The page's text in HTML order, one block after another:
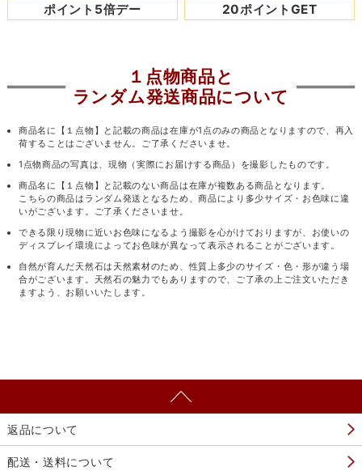
ポイント5倍デー
20ポイントGET
１点物商品と
ランダム発送商品について
商品名に【１点物】と記載の商品は在庫が1点のみの商品となりますので、再入
荷することはございません。ご了承くださいませ。
1点物商品の写真は、現物（実際にお届けする商品）を撮影したものです。
商品名に【１点物】と記載のない商品は在庫が複数ある商品となります。
こちらの商品はランダム発送となるため、商品により多少サイズ・お色味に違
いがございます。ご了承くださいませ。
できる限り現物に近いお色味になるよう撮影を心がけておりますが、お使いの
ディスプレイ環境によってお色味が異なって表示されることがございます。
自然が育んだ天然石は天然素材のため、性質上多少のサイズ・色・形が違う場
合がございます。天然石の魅力でもありますので、ご了承の上ご注文いただき
ますよう、お願いいたします。
返品について
配送・送料について